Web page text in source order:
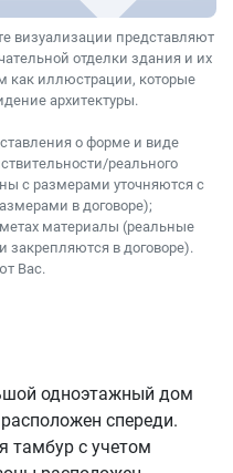
визуализации представляют
отделки здания и их
как иллюстрации, которые
архитектуры.
о форме и виде
реального
с размерами уточняются с
в договоре);
материалы (реальные
в договоре).
Вас.
одноэтажный дом
спереди.
тамбур с учетом